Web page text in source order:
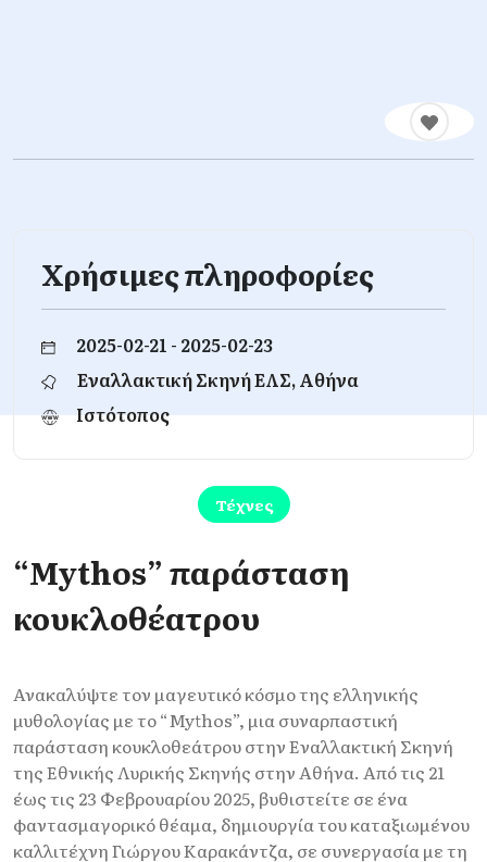
Χρήσιμες πληροφορίες
2025-02-21 - 2025-02-23
Εναλλακτική Σκηνή ΕΛΣ, Αθήνα
Ιστότοπος
Τέχνες
“Mythos” παράσταση
κουκλοθέατρου
Ανακαλύψτε τον μαγευτικό κόσμο της ελληνικής
μυθολογίας με το “Mythos”, μια συναρπαστική
παράσταση κουκλοθεάτρου στην Εναλλακτική Σκηνή
της Εθνικής Λυρικής Σκηνής στην Αθήνα. Από τις 21
έως τις 23 Φεβρουαρίου 2025, βυθιστείτε σε ένα
φαντασμαγορικό θέαμα, δημιουργία του καταξιωμένου
καλλιτέχνη Γιώργου Καρακάντζα, σε συνεργασία με τη